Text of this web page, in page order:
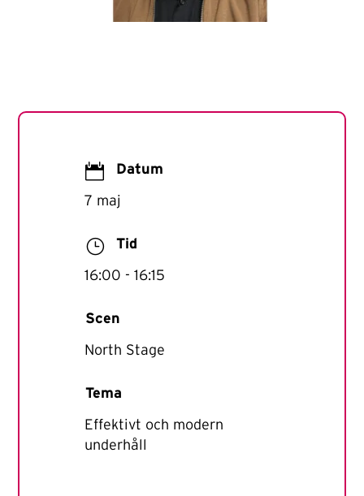
 Datum
7 maj
} Tid
16:00 - 16:15
Scen
North Stage
Tema
Effektivt och modern
underhåll